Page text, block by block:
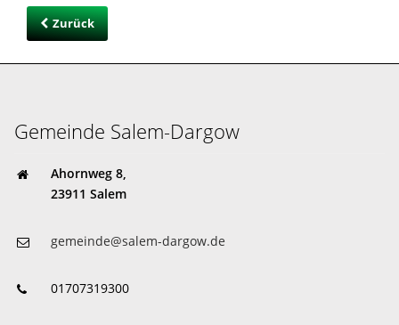
Zurück
Gemeinde Salem-Dargow
Ahornweg 8,
23911 Salem
gemeinde@salem-dargow.de
01707319300